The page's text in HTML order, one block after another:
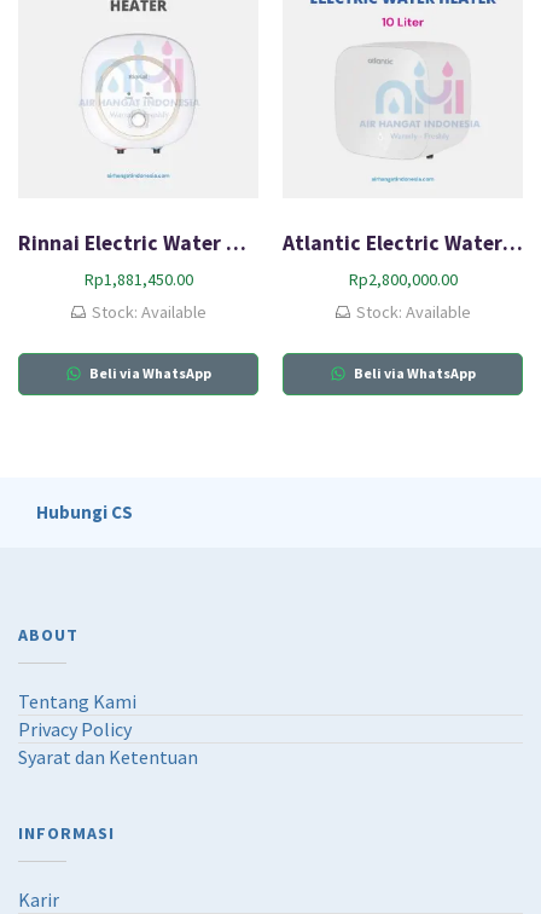
Rinnai Electric Water Heater RES-A10C-02C
Rp1,881,450.00
Stock: Available
Beli via WhatsApp
Atlantic Electric Water Heater AMI 10L-Q0
Rp2,800,000.00
Stock: Available
Beli via WhatsApp
Hubungi CS
ABOUT
Tentang Kami
Privacy Policy
Syarat dan Ketentuan
INFORMASI
Karir